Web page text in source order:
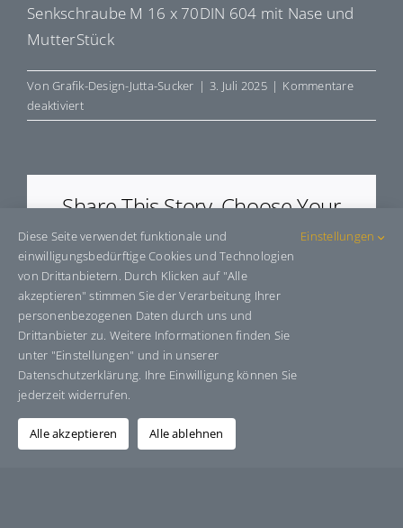
Senkschraube M 16 x 70DIN 604 mit Nase und
MutterStück
VonGrafik-Design-Jutta-Sucker | 3. Juli 2025 | Kommentare
deaktiviertfür
E6041670
Share This Story, Choose Your
Platform!
Facebook Bluesky WhatsAppTelegram
E-
Mail
Über den Autor: Grafik-Design-Jutta-Sucker
Diese Seite verwendet funktionale und
einwilligungsbedürftige Cookies und Technologien
von Drittanbietern. Durch Klicken auf "Alle
akzeptieren" stimmen Sie der Verarbeitung Ihrer
personenbezogenen Daten durch uns und
Drittanbieter zu. Weitere Informationen finden Sie
unter "Einstellungen" und in unserer
Datenschutzerklärung. Ihre Einwilligung können Sie
jederzeit widerrufen.
Einstellungen
Alle akzeptieren Alle ablehnen